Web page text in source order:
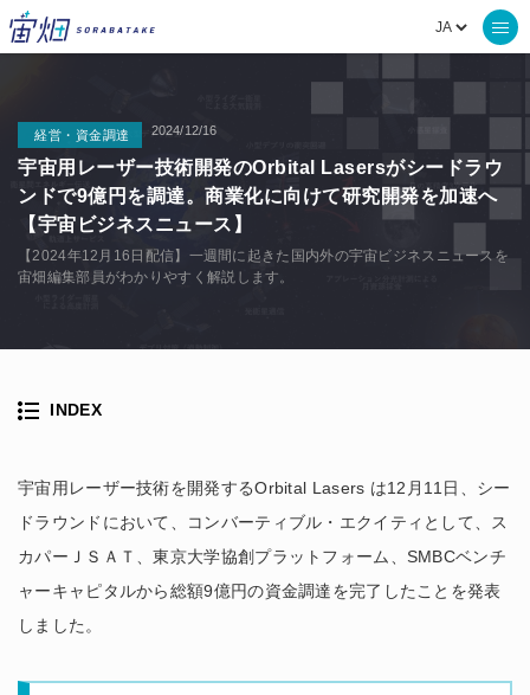
経営・資金調達 2024/12/16
宇宙用レーザー技術開発のOrbital Lasersがシードラウ
ンドで9億円を調達。商業化に向けて研究開発を加速へ
【宇宙ビジネスニュース】
【2024年12月16日配信】一週間に起きた国内外の宇宙ビジネスニュースを
宙畑編集部員がわかりやすく解説します。
宇宙用レーザー技術を開発するOrbital Lasers は12月11日、シー
ドラウンドにおいて、コンバーティブル・エクイティとして、ス
カパーＪＳＡＴ、東京大学協創プラットフォーム、SMBCベンチ
ャーキャピタルから総額9億円の資金調達を完了したことを発表
しました。
INDEX